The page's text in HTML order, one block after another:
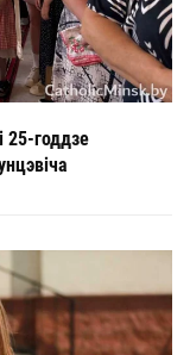
25-годдзе